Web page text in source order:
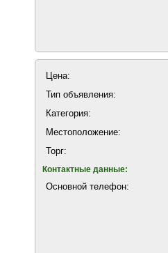
Цена:
Тип объявления:
Категория:
Местоположение:
Торг:
Контактные данные:
Основной телефон: